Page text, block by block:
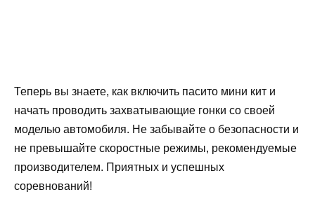
Теперь вы знаете, как включить пасито мини кит и
начать проводить захватывающие гонки со своей
моделью автомобиля. Не забывайте о безопасности и
не превышайте скоростные режимы, рекомендуемые
производителем. Приятных и успешных
соревнований!